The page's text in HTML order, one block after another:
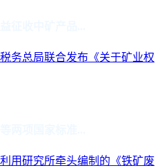
务总局联合发布《关于矿业权
用研究所牵头编制的《铁矿废